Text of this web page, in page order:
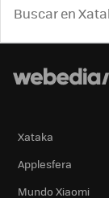
Xataka
Applesfera
Mundo Xiaomi